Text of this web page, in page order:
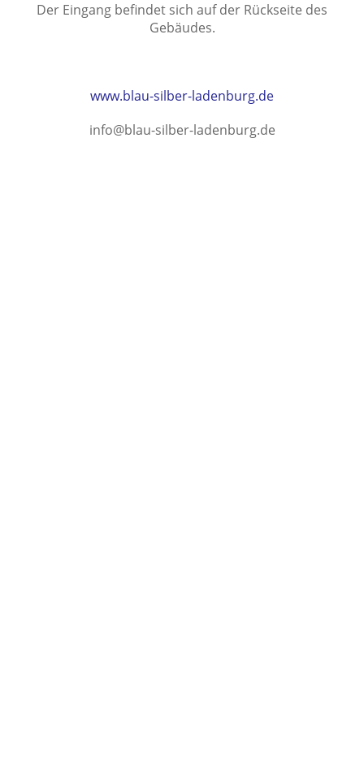
Der Eingang befindet sich auf der Rückseite des
Gebäudes.
www.blau-silber-ladenburg.de
info@blau-silber-ladenburg.de